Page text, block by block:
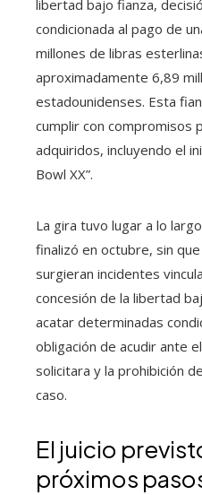
libertad bajo fianza,
condicionada al pago de
millones de libras
aproximadamente 6,89
estadounidenses. Esta
cumplir con compromisos
adquiridos, incluyendo el
Bowl XX”.
La gira tuvo lugar a lo
finalizó en octubre, sin
surgieran incidentes
concesión de la libertad
acatar determinadas
obligación de acudir ante
solicitara y la prohibición
caso.
El juicio
próximos